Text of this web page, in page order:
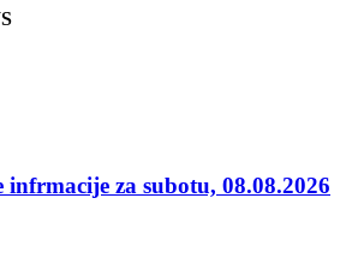
infrmacije za subotu, 08.08.2026